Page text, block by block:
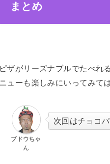
まとめ
ピザがリーズナブルでたべれ
ニューも楽しみにいってみて
ブドウちゃ
ん
次回はチョコ